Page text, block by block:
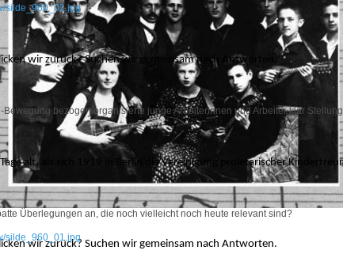
wir zurück? Suchen wir gemeinsam nach Antworten.
silde_960_02.jpg
wir zurück?Suchen wir gemeinsam nach Antworten.
bezogen organisierte junge Arbeiterinnen und Arbeiter klar
alt, als sich 1919 in Berlin die Vereinigung proletarischer
Überlegungen an, die noch vielleicht noch heute relevant sind?
silde_960_01.jpg